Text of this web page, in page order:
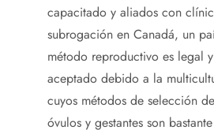
capacitado y aliados con
subrogación en Canadá, un
método reproductivo es legal
aceptado debido a la
cuyos métodos de selección
óvulos y gestantes son